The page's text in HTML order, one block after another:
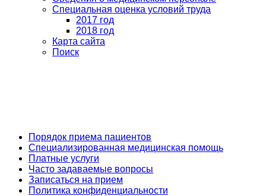
Специальная оценка условий труда
2017 год
2018 год
Карта сайта
Поиск
Порядок приема пациентов
Специализированная медицинская помощь
Платные услуги
Часто задаваемые вопросы
Записаться на прием
Политика конфиденциальности